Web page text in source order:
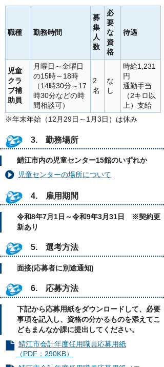
職種 勤務時間
募
集
人
数
必
要
な
資
格
待遇
児童
クラ
ブ補
助員
月曜日～金曜日
の15時～18時
（14時30分～17
時30分などの時
間相談可）
2
名
な
し
時給1,231
円
通勤手当
（2キロ以
上）支給
※年末年始（12月29日～1月3日）は休み
3. 勤務場所
鯖江市内の児童センター15館のいずれか
児童センターの場所について
4. 雇用期間
令和8年7月1日～令和9年3月31日 ※契約更
新あり
5. 選考方法
面接(応募者に別途通知)
6. 応募方法
下記から応募用紙をダウンロードして、必要
事項を記入し、資格の分かるものを添えてこ
どもまんなか課に提出してください。
鯖江市会計年度任用職員応募用紙
（PDF：290KB）